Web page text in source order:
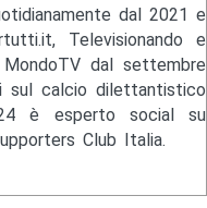
dal 2021 e
Televisionando e
dal settembre
sul calcio dilettantistico
è esperto social su
Club Italia.